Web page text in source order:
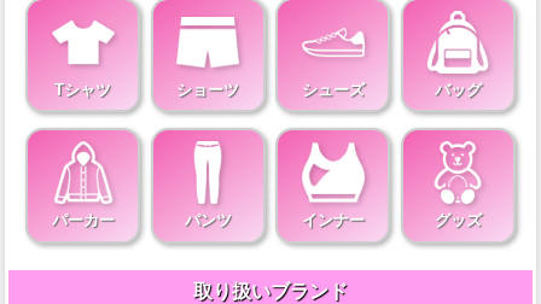
Tシャツ ショーツ シューズ バッグ
パーカー パンツ インナー グッズ
取り扱いブランド